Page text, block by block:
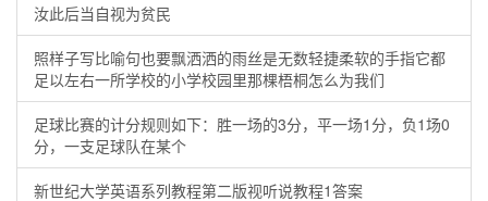
汝此后当自视为贫民
照样子写比喻句也要飘洒洒的雨丝是无数轻捷柔软的手指它都
足以左右一所学校的小学校园里那棵梧桐怎么为我们
足球比赛的计分规则如下：胜一场的3分，平一场1分，负1场0
分，一支足球队在某个
新世纪大学英语系列教程第二版视听说教程1答案